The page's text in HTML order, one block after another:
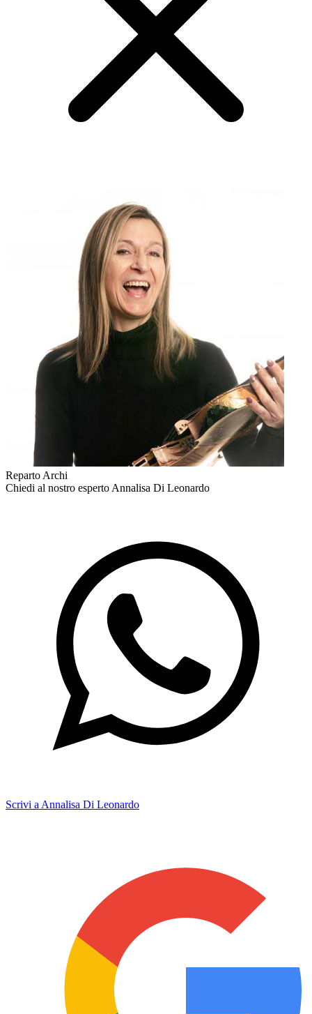
Reparto Archi
Chiedi al nostro esperto Annalisa Di Leonardo
Scrivi a Annalisa Di Leonardo